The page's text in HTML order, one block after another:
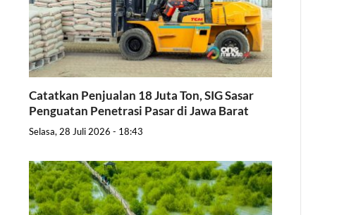
Catatkan Penjualan 18 Juta Ton, SIG Sasar
Penguatan Penetrasi Pasar di Jawa Barat
Selasa, 28 Juli 2026 - 18:43